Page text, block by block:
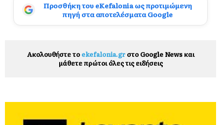
Προσθήκη του eKefalonia ως προτιμώμενη
πηγή στα αποτελέσματα Google
Ακολουθήστε το ekefalonia.grστο Google News και
μάθετε πρώτοι όλες τις ειδήσεις